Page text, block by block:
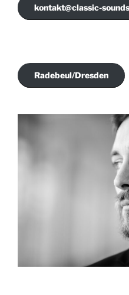
kontakt@classic-
Radebeul/Dresden